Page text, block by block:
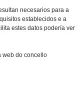
necesarios para a
establecidos e a
estes datos podería ver
web do concello